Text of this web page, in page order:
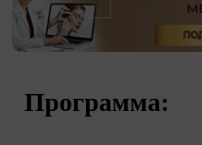
Программа: